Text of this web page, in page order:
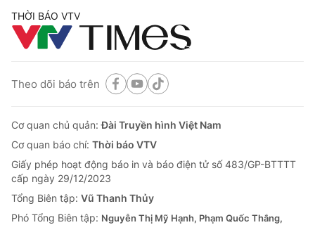
THỜI BÁO VTV
Theo dõi báo trên
Cơ quan chủ quản:Đài Truyền hình Việt Nam
Cơ quan báo chí: Thời báo VTV
Giấy phép hoạt động báo in và báo điện tử số 483/GP-BTTTT
cấp ngày 29/12/2023
Tổng Biên tập: Vũ Thanh Thủy
Phó Tổng Biên tập: Nguyễn Thị Mỹ Hạnh, Phạm Quốc Thắng,